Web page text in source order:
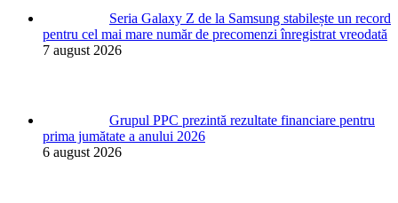
Seria Galaxy Z de la Samsung stabilește un record
pentru cel mai mare număr de precomenzi înregistrat vreodată
7 august 2026
Grupul PPC prezintă rezultate financiare pentru
prima jumătate a anului 2026
6 august 2026